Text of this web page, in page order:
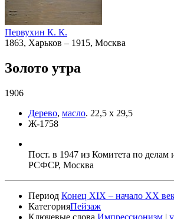
Первухин К. К.
1863, Харьков – 1915, Москва
Золото утра
1906
Дерево, масло. 22,5 x 29,5
Ж-1758
Пост. в 1947 из Комитета по
РСФСР, Москва
Период Конец XIX – начало XX
КатегорияПейзаж
Ключевые слова Импрессионизм |